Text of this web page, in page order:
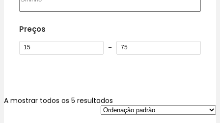
Preços
–
A mostrar todos os 5 resultados